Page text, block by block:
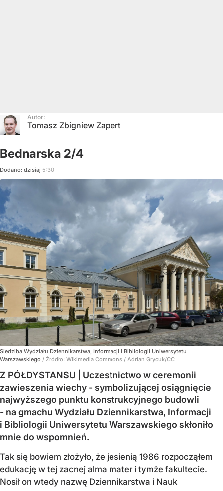
Autor:
Tomasz Zbigniew Zapert
Bednarska 2/4
Dodano: dzisiaj 5:30
Siedziba Wydziału Dziennikarstwa, Informacji i Bibliologii Uniwersytetu
Warszawskiego / Źródło: Wikimedia Commons / Adrian Grycuk/CC
Z PÓŁDYSTANSU | Uczestnictwo w ceremonii
zawieszenia wiechy - symbolizującej osiągnięcie
najwyższego punktu konstrukcyjnego budowli
- na gmachu Wydziału Dziennikarstwa, Informacji
i Bibliologii Uniwersytetu Warszawskiego skłoniło
mnie do wspomnień.
Tak się bowiem złożyło, że jesienią 1986 rozpocząłem
edukację w tej zacnej alma mater i tymże fakultecie.
Nosił on wtedy nazwę Dziennikarstwa i Nauk